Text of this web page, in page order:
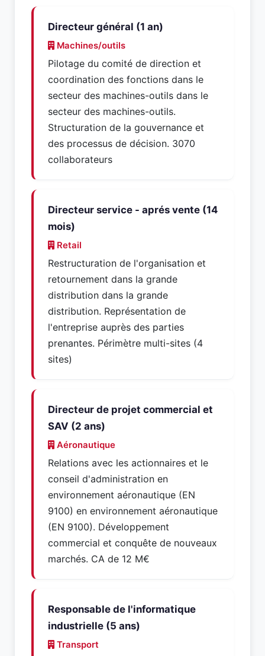
Directeur général (1 an)
Machines/outils
Pilotage du comité de direction et
coordination des fonctions dans le
secteur des machines-outils dans le
secteur des machines-outils.
Structuration de la gouvernance et
des processus de décision. 3070
collaborateurs
Directeur service - aprés vente (14
mois)
Retail
Restructuration de l'organisation et
retournement dans la grande
distribution dans la grande
distribution. Représentation de
l'entreprise auprès des parties
prenantes. Périmètre multi-sites (4
sites)
Directeur de projet commercial et
SAV (2 ans)
Aéronautique
Relations avec les actionnaires et le
conseil d'administration en
environnement aéronautique (EN
9100) en environnement aéronautique
(EN 9100). Développement
commercial et conquête de nouveaux
marchés. CA de 12 M€
Responsable de l'informatique
industrielle (5 ans)
Transport